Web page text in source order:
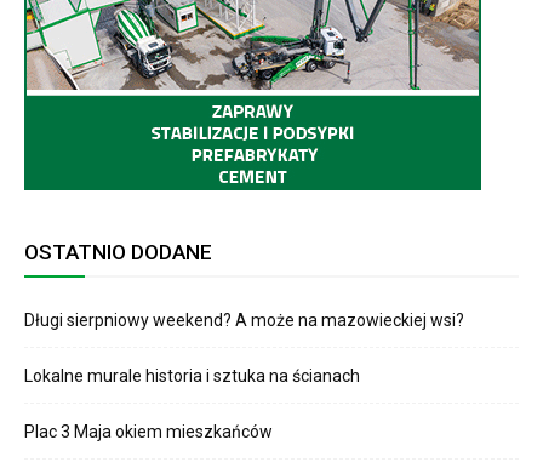
OSTATNIO DODANE
Długi sierpniowy weekend? A może na mazowieckiej wsi?
Lokalne murale historia i sztuka na ścianach
Plac 3 Maja okiem mieszkańców